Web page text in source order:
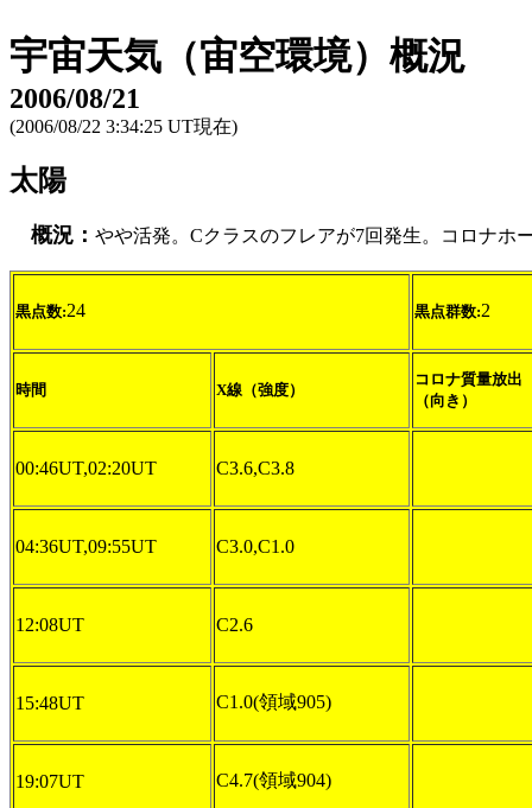
宇宙天気（宙空環境）概況
2006/08/21
(2006/08/22 3:34:25 UT現在)
太陽
概況： やや活発。Cクラスのフレアが7回発生。コロナホ
黒点数:24 黒点群数:2
時間 X線（強度）
コロナ質量放出
（向き）
00:46UT,02:20UT C3.6,C3.8
04:36UT,09:55UT C3.0,C1.0
12:08UT C2.6
15:48UT C1.0(領域905)
19:07UT C4.7(領域904)